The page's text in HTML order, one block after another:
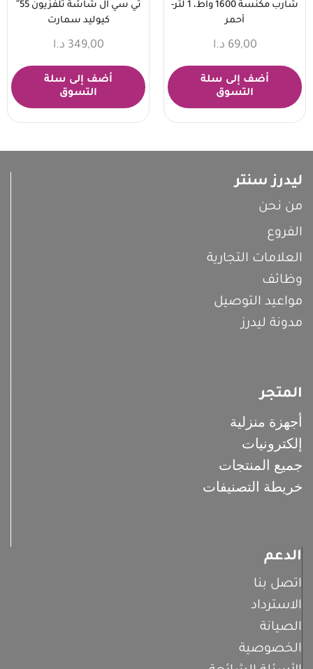
شارب مكنسة 1600 واط، 1 لتر-
أحمر
69,00 د.ا
أضف إلى سلة
التسوق
تي سي ال شاشة تلفزيون 55″
كيوليد سمارت
349,00 د.ا
أضف إلى سلة
التسوق
ليدرز سنتر
من نحن
الفروع
العلامات التجارية
وظائف
مواعيد التوصيل
مدونة ليدرز
المتجر
أجهزة منزلية
إلكترونيات
جميع المنتجات
خريطة التصنيفات
الدعم
اتصل بنا
الاسترداد
الصيانة
الخصوصية